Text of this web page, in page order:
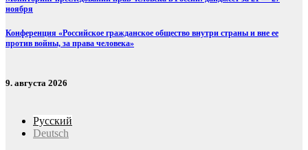
ноября
Конференция «Российское гражданское общество внутри страны и вне ее
против войны, за права человека»
9. августа 2026
Русский
Deutsch